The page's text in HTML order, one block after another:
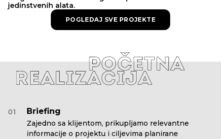
jedinstvenih alata.
POGLEDAJ SVE PROJEKTE
01 Briefing
Zajedno sa klijentom, prikupljamo relevantne
informacije o projektu i ciljevima planirane